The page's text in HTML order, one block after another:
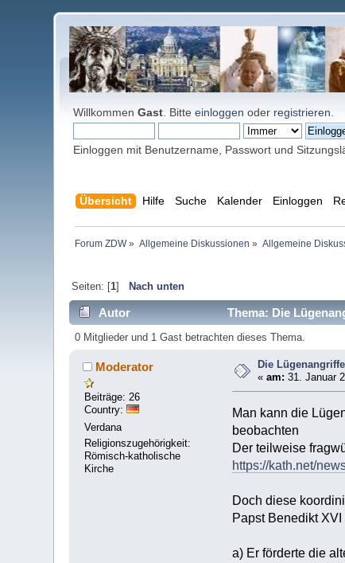
WillkommenGast . Bitteeinloggen oder registrieren
Einloggen mit Benutzername, Passwort und
Übersicht Hilfe Suche Kalender Einloggen
Forum ZDW» Allgemeine Diskussionen » Allgemeine
Seiten: [1] Nach unten
Autor Thema: Die
0 Mitglieder und 1 Gast betrachten dieses Thema.
Moderator
Beiträge: 26
Country:
Verdana
Religionszugehörigkeit:
Römisch-katholische
Kirche
Die
«am: 31. Januar
Man kann die
beobachten
Der teilweise
https://kath.net/
Doch diese
Papst Benedikt
a) Er förderte die